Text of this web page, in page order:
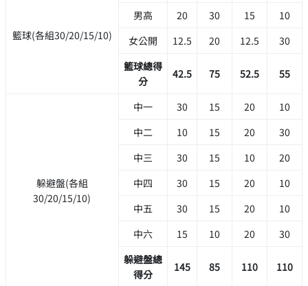
籃球(各組30/20/15/10)
男高
20 30 15
10
女公開
12.5 20 12.5
30
籃球總得
分
42.5 75 52.5 55
躲避盤(各組
30/20/15/10)
中一 30 15 20
10
中二
10 15 20
30
中三
30 15 10
20
中四
30 15 20
10
中五
30 15 20
10
中六
15 10 20
30
躲避盤總
得分
145 85 110 110